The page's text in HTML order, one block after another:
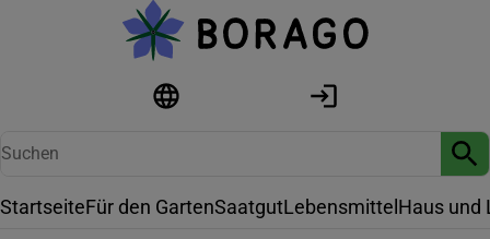
StartseiteFür den GartenSaatgutLebensmittel Haus und